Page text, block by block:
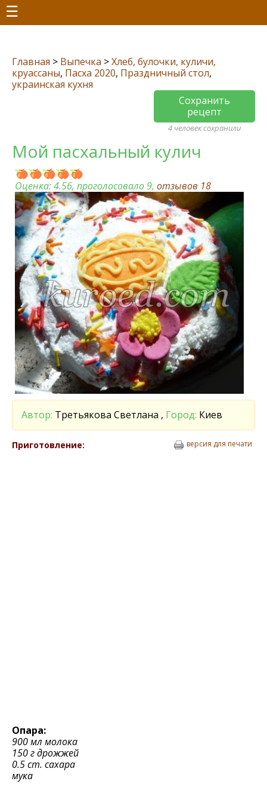
☰
Главная > Выпечка >Хлеб, булочки, куличи,
круассаны, Пасха 2020, Праздничный стол,
украинская кухня
Сохранить
рецепт
4 человек сохранили
Мой пасхальный кулич
Оценка:4.56, проголосовало 9, отзывов 18
Автор: Третьякова Светлана , Город: Киев
Приготовление: версия для печати
Опара:
900 мл молока
150 г дрожжей
0.5 ст. сахара
мука